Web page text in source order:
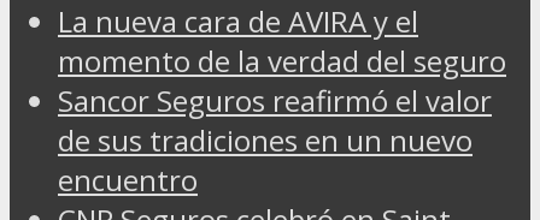
La nueva cara de AVIRA y el
momento de la verdad del seguro
Sancor Seguros reafirmó el valor
de sus tradiciones en un nuevo
encuentro